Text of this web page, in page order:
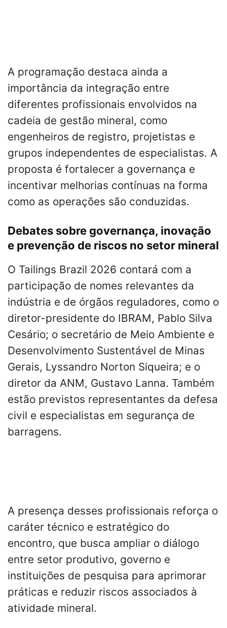
A programação destaca ainda a
importância da integração entre
diferentes profissionais envolvidos na
cadeia de gestão mineral, como
engenheiros de registro, projetistas e
grupos independentes de especialistas. A
proposta é fortalecer a governança e
incentivar melhorias contínuas na forma
como as operações são conduzidas.
Debates sobre governança, inovação
e prevenção de riscos no setor mineral
O Tailings Brazil 2026 contará com a
participação de nomes relevantes da
indústria e de órgãos reguladores, como o
diretor-presidente do IBRAM, Pablo Silva
Cesário; o secretário de Meio Ambiente e
Desenvolvimento Sustentável de Minas
Gerais, Lyssandro Norton Siqueira; e o
diretor da ANM, Gustavo Lanna. Também
estão previstos representantes da defesa
civil e especialistas em segurança de
barragens.
A presença desses profissionais reforça o
caráter técnico e estratégico do
encontro, que busca ampliar o diálogo
entre setor produtivo, governo e
instituições de pesquisa para aprimorar
práticas e reduzir riscos associados à
atividade mineral.